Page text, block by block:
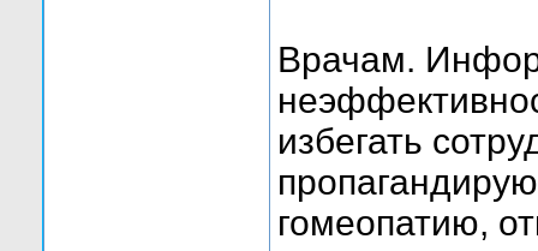
Врачам.
избегать
гомеопатию,